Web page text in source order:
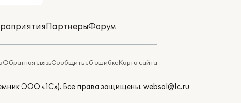
ПартнерыФорум
Обратная связьСообщить об ошибкеКарта сайта
ООО «1С»). Все права защищены. websol@1c.ru